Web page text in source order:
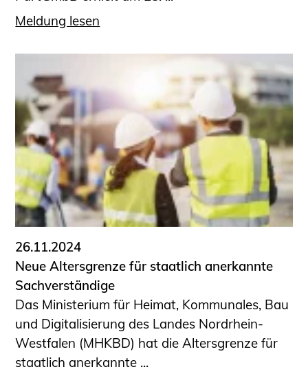
Meldung lesen
26.11.2024
Neue Altersgrenze für staatlich anerkannte
Sachverständige
Das Ministerium für Heimat, Kommunales, Bau
und Digitalisierung des Landes Nordrhein-
Westfalen (MHKBD) hat die Altersgrenze für
staatlich anerkannte ...